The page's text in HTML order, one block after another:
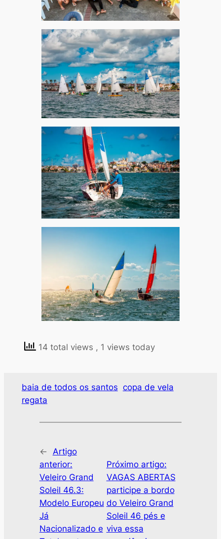
14 total views , 1 views today
baia de todos os santos copa de vela
regata
←
Artigo
anterior:
Veleiro Grand
Soleil 46.3:
Modelo Europeu
Já
Nacionalizado e
Próximo artigo:
VAGAS ABERTAS
participe a bordo
do Veleiro Grand
Soleil 46 pés e
viva essa